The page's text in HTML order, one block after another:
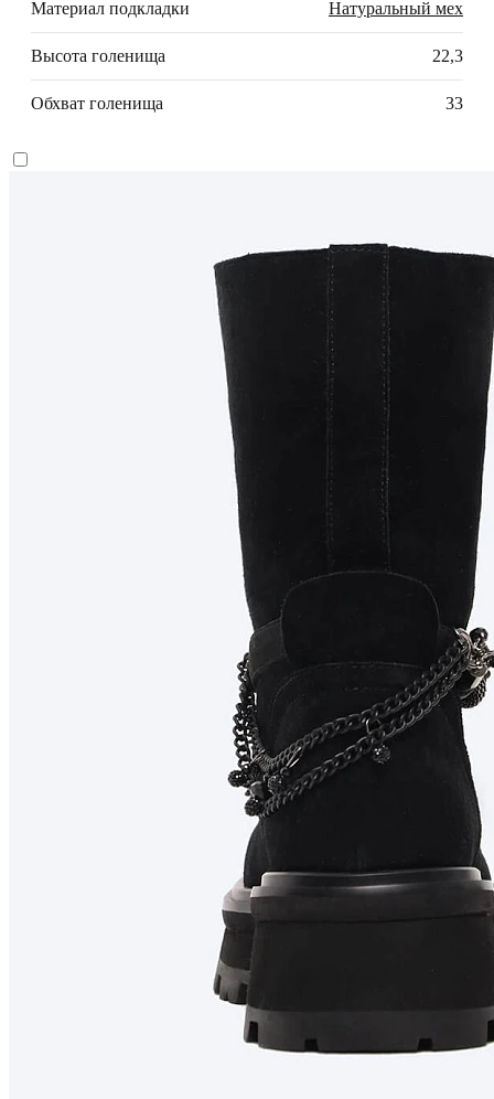
Материал подкладки Натуральный мех
Высота голенища 22,3
Обхват голенища 33